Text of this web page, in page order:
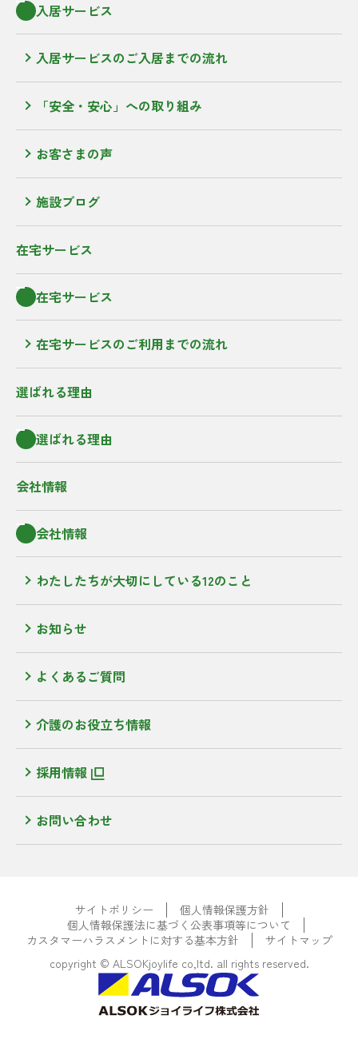
入居サービス
入居サービスのご入居までの流れ
「安全・安心」への取り組み
お客さまの声
施設ブログ
在宅サービス
在宅サービス
在宅サービスのご利用までの流れ
選ばれる理由
選ばれる理由
会社情報
会社情報
わたしたちが大切にしている12のこと
お知らせ
よくあるご質問
介護のお役立ち情報
採用情報
お問い合わせ
サイトポリシー
個人情報保護方針
個人情報保護法に基づく公表事項等について
カスタマーハラスメントに対する基本方針
サイトマップ
copyright © ALSOKjoylife co,ltd. all rights reserved.